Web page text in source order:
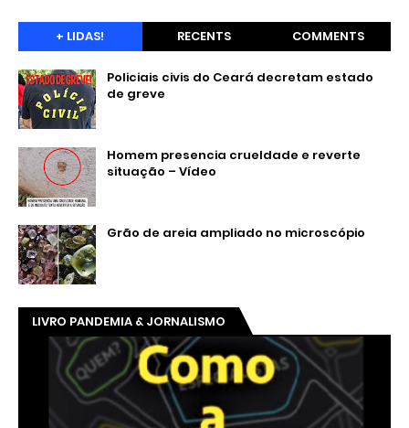
+ LIDAS! RECENTS COMMENTS
Policiais civis do Ceará decretam estado
de greve
Homem presencia crueldade e reverte
situação – Vídeo
Grão de areia ampliado no microscópio
LIVRO PANDEMIA & JORNALISMO